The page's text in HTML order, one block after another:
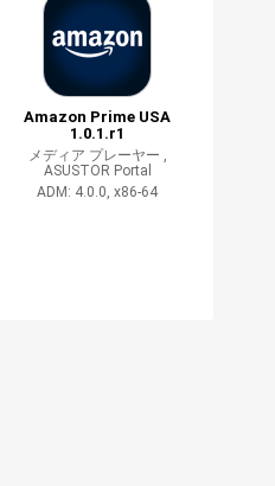
Amazon Prime USA
1.0.1.r1
メディア プレーヤー ,
ASUSTOR Portal
ADM: 4.0.0, x86-64